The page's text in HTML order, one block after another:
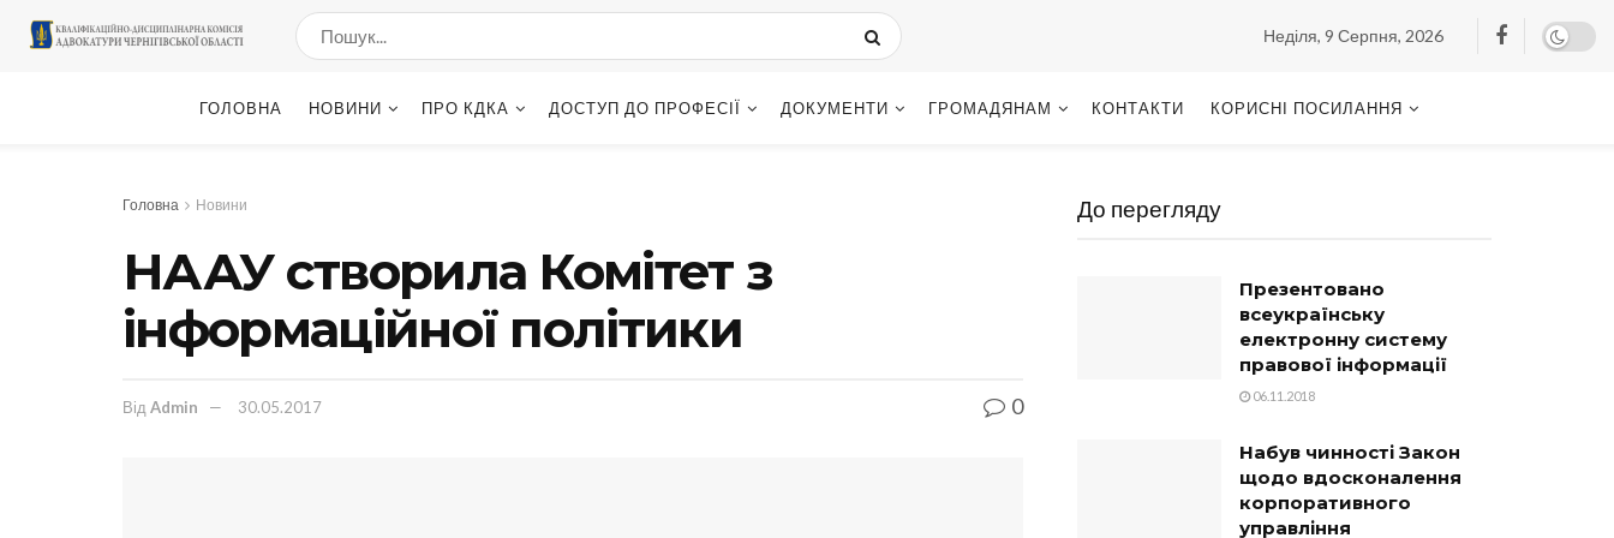
Неділя, 9 Серпня, 2026
ГОЛОВНА НОВИНИ ПРО КДКА ДОСТУП ДО ПРОФЕСІЇ ДОКУМЕНТИ ГРОМАДЯНАМ КОНТАКТИ КОРИСНІ ПОСИЛАННЯ
Головна Новини
НААУ створила Комітет з
інформаційної політики
Від Admin 30.05.2017 0
До перегляду
Презентовано
всеукраїнську
електронну систему
правової інформації
06.11.2018
Набув чинності Закон
щодо вдосконалення
корпоративного
управління